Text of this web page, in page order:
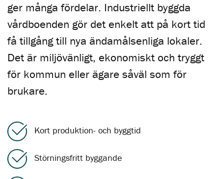
ger många fördelar. Industriellt byggda
vårdboenden gör det enkelt att på kort tid
få tillgång till nya ändamålsenliga lokaler.
Det är miljövänligt, ekonomiskt och tryggt
för kommun eller ägare såväl som för
brukare.
Kort produktion- och byggtid
Störningsfritt byggande